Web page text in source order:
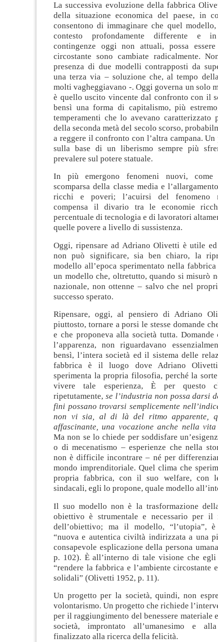
La successiva evoluzione della fabbrica
della situazione economica del paese, in
consentono di immaginare che quel
contesto profondamente differente e
contingenze oggi non attuali, possa
circostante sono cambiate radicalmente.
presenza di due modelli contrapposti da
una terza via – soluzione che, al tempo
molti vagheggiavano -. Oggi governa un solo
è quello uscito vincente dal confronto con il
bensì una forma di capitalismo, più
temperamenti che lo avevano caratterizzato
della seconda metà del secolo scorso,
a reggere il confronto con l’altra campana.
sulla base di un liberismo sempre più
prevalere sul potere statuale.
In più emergono fenomeni nuovi, come
scomparsa della classe media e
ricchi e poveri; l’acuirsi del fenomeno
compensa il divario tra le economie
percentuale di tecnologia e di lavoratori
quelle povere a livello di sussistenza.
Oggi, ripensare ad Adriano Olivetti è utile
non può significare, sia ben chiaro, la
modello all’epoca sperimentato nella
un modello che, oltretutto, quando si misurò
nazionale, non ottenne – salvo che nel
successo sperato.
Ripensare, oggi, al pensiero di Adriano
piuttosto, tornare a porsi le stesse domande
e che proponeva alla società tutta. Domande
l’apparenza, non riguardavano
bensì, l’intera società ed il sistema delle
fabbrica è il luogo dove Adriano
sperimenta la propria filosofia, perché la
vivere tale esperienza, È per questo
ripetutamente, se l’industria non possa darsi
fini possano trovarsi semplicemente
non vi sia, al di là del ritmo apparente,
affascinante, una vocazione anche nella
Ma non se lo chiede per soddisfare
o di mecenatismo – esperienze che nella
non è difficile incontrare – né per
mondo imprenditoriale. Quel clima che
propria fabbrica, con il suo welfare, con
sindacali, egli lo propone, quale modello
Il suo modello non è la trasformazione
obiettivo è strumentale e necessario per il
dell’obiettivo; ma il modello, “l’utopia”,
“nuova e autentica civiltà indirizzata a una
consapevole esplicazione della persona
p. 102). È all’interno di tale visione che egli
“rendere la fabbrica e l’ambiente circostante
solidali” (Olivetti 1952, p. 11).
Un progetto per la società, quindi, non
volontarismo. Un progetto che richiede
per il raggiungimento del benessere materiale
società, improntato all’umanesimo e
finalizzato alla ricerca della felicità.